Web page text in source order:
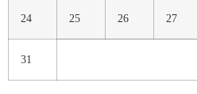
24 25 26 27
31